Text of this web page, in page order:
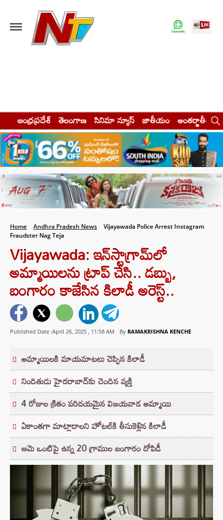
ఆంధ్రప్రదేశ్ తెలంగాణ సినిమా న్యూస్ జాతీయం అంతర్జాతీయం
Home Andhra Pradesh News
Vijayawada Police Arrest Instagram
Fraudster Nag Teja
Vijayawada: ఇన్‌స్టాగ్రామ్‌లో
అమ్మాయిలను ట్రాప్ చేసి.. డబ్బు,
బంగారం కాజేసిన కిలాడీ అరెస్ట్..
Published Date :April 26, 2025 , 11:58 AM By RAMAKRISHNA KENCHE
అమ్మాయిలకి మాయమాటలు చెప్పిన కిలాడీ
నిందితుడు హైదరాబాద్‌కు చెందిన వ్యక్తి
4 రోజుల క్రితం పరిచయమైన విజయవాడ అమ్మాయి
ఏకాంతగా మాట్లాడాలని హోటల్‌కి తీసుకెళ్లిన కిలాడీ
ఆమె ఒంటిపై ఉన్న 20 గ్రాముల బంగారం దోపిడీ